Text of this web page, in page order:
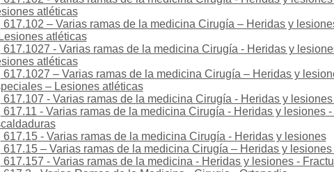
atléticas
617.102 – Varias ramas de la medicina Cirugía – Heridas y
atléticas
617.1027 - Varias ramas de la medicina Cirugía - Heridas y
atléticas
617.1027 – Varias ramas de la medicina Cirugía – Heridas y
– Lesiones atléticas
617.107 - Varias ramas de la medicina Cirugía - Heridas y
617.11 - Varias ramas de la medicina Cirugía - Heridas y lesiones
617.15 - Varias ramas de la medicina Cirugía - Heridas y lesiones
617.15 – Varias ramas de la medicina Cirugía – Heridas y lesiones
617.157 - Varias ramas de la medicina - Heridas y lesiones -